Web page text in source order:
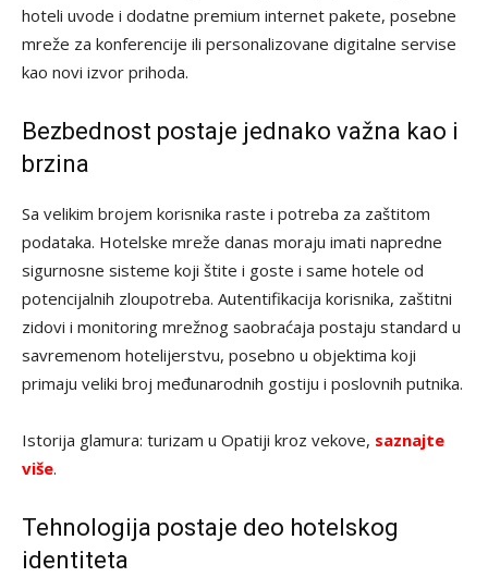
hoteli uvode i dodatne premium internet pakete, posebne
mreže za konferencije ili personalizovane digitalne servise
kao novi izvor prihoda.
Bezbednost postaje jednako važna kao i
brzina
Sa velikim brojem korisnika raste i potreba za zaštitom
podataka. Hotelske mreže danas moraju imati napredne
sigurnosne sisteme koji štite i goste i same hotele od
potencijalnih zloupotreba. Autentifikacija korisnika, zaštitni
zidovi i monitoring mrežnog saobraćaja postaju standard u
savremenom hotelijerstvu, posebno u objektima koji
primaju veliki broj međunarodnih gostiju i poslovnih putnika.
Istorija glamura: turizam u Opatiji kroz vekove, saznajte
više.
Tehnologija postaje deo hotelskog
identiteta